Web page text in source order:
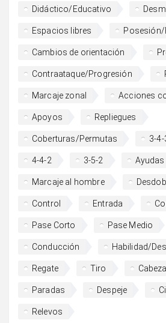
Didáctico/Educativo
Espacios libres Posesión/
Cambios de orientación
Contraataque/Progresión
Marcaje zonal Acciones
Apoyos Repliegues
Coberturas/Permutas 3-4-
4-4-2 3-5-2
Marcaje al hombre
Control Entrada
Pase Corto Pase Medio
Conducción Habilidad/
Regate Tiro Cabeza
Paradas Despeje
Relevos